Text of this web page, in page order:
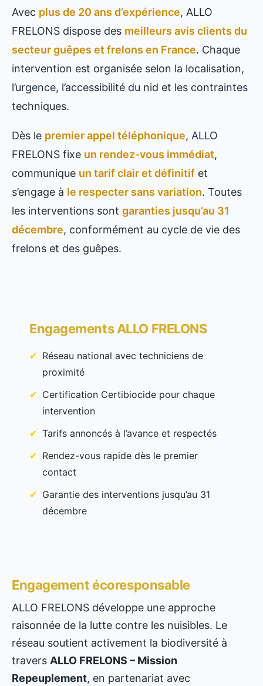
Avec plus de 20 ans d’expérience, ALLO
FRELONS dispose des meilleurs avis clients du
secteur guêpes et frelons en France. Chaque
intervention est organisée selon la localisation,
l’urgence, l’accessibilité du nid et les contraintes
techniques.
Dès le premier appel téléphonique, ALLO
FRELONS fixe un rendez-vous immédiat,
communique un tarif clair et définitif et
s’engage à le respecter sans variation. Toutes
les interventions sont garanties jusqu’au 31
décembre, conformément au cycle de vie des
frelons et des guêpes.
Engagements ALLO FRELONS
Réseau national avec techniciens de
proximité
Certification Certibiocide pour chaque
intervention
Tarifs annoncés à l’avance et respectés
Rendez-vous rapide dès le premier
contact
Garantie des interventions jusqu’au 31
décembre
Engagement écoresponsable
ALLO FRELONS développe une approche
raisonnée de la lutte contre les nuisibles. Le
réseau soutient activement la biodiversité à
travers ALLO FRELONS – Mission
Repeuplement, en partenariat avec